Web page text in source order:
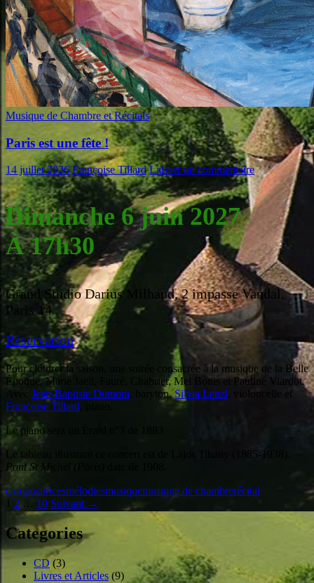
Musique de Chambre et Récitals
Paris est une fête !
14 juillet 2026 Françoise Tillard Laisser un commentaire
Dimanche 6 juin 2027
À 17h30
Grand Studio Darius Milhaud, 2 impasse Vandal,
Paris 14
Réservation
Pour clôturer la saison, une soirée consacrée à la musique de la Belle
Époque, Marie Jaëll, Fauré, Chabrier, Mel Bonis et Pauline Viardot.
Avec Jean-Baptiste Dumora , baryton,Silvia Lenzi , violoncelle et
Françoise Tillard
Le piano sera un Érard n°3 de 1883
Le tableau illustrant ce concert est de Lajos Tihany (1885-1938).
Pont St Michel (Paris)
compositricesmélodiesmusiquemusique de chambrerécital
Navigation
des
articles
1 2 … 10 Suivant →
Categories
CD (3)
Livres et Articles (9)